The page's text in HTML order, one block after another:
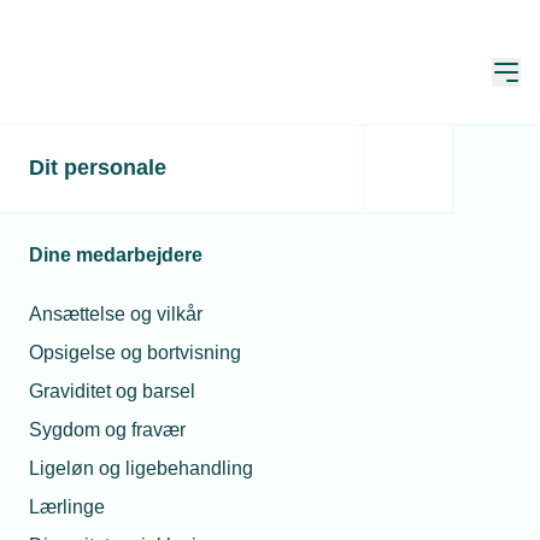
Dit personale
Dine medarbejdere
Ansættelse og vilkår
Opsigelse og bortvisning
Graviditet og barsel
Sygdom og fravær
Ligeløn og ligebehandling
Lærlinge
Hvad er prompts og
hvordan skal du bruge
dem?
Opdateret: 27. aug. 2025